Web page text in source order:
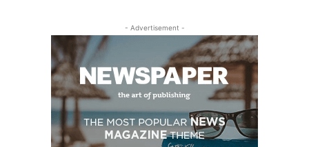
- Advertisement -